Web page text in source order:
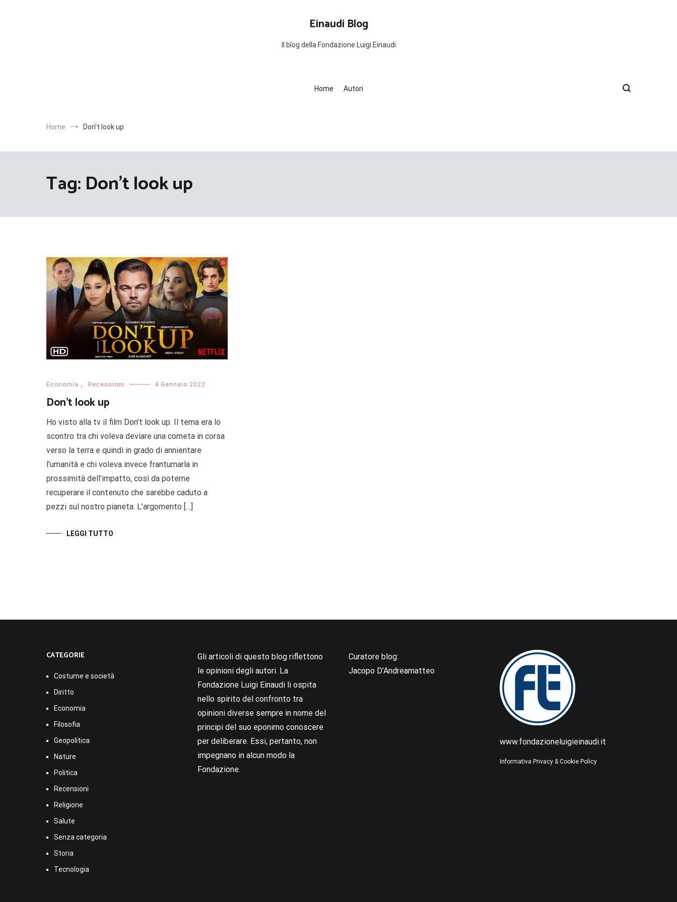
Einaudi Blog
Il blog della Fondazione Luigi Einaudi
Home Autori
Home Don’t look up
Tag: Don’t look up
Economia Recensioni 4 Gennaio 2022
Don’t look up
Ho visto alla tv il film Don’t look up. Il tema era lo
scontro tra chi voleva deviare una cometa in corsa
verso la terra e quindi in grado di annientare
l’umanità e chi voleva invece frantumarla in
prossimità dell’impatto, così da poterne
recuperare il contenuto che sarebbe caduto a
pezzi sul nostro pianeta. L’argomento […]
LEGGI TUTTO
CATEGORIE
Costume e società
Diritto
Economia
Filosofia
Geopolitica
Nature
Politica
Recensioni
Religione
Salute
Senza categoria
Storia
Tecnologia
Gli articoli di questo blog riflettono
le opinioni degli autori. La
Fondazione Luigi Einaudi li ospita
nello spirito del confronto tra
opinioni diverse sempre in nome del
principi del suo eponimo conoscere
per deliberare. Essi, pertanto, non
impegnano in alcun modo la
Fondazione.
Curatore blog:
Jacopo D’Andreamatteo
www.fondazioneluigieinaudi.it
Informativa Privacy & Cookie Policy